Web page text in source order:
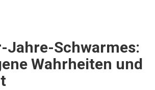
Jahre-Schwarmes:
Wahrheiten und